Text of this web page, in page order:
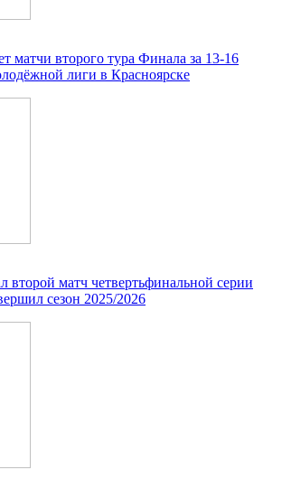
матчи второго тура Финала за 13-16
лиги в Красноярске
второй матч четвертьфинальной серии
сезон 2025/2026